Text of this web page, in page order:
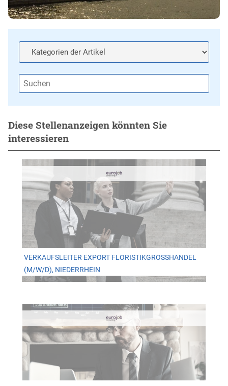
Diese Stellenanzeigen könnten Sie
interessieren
VERKAUFSLEITER EXPORT FLORISTIKGROSSHANDEL (
M/W/D), NIEDERRHEIN